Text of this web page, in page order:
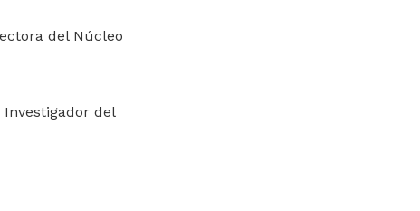
del Núcleo
Investigador del